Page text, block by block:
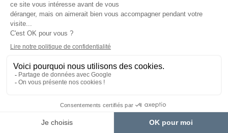
Des services premium inclus
Connexion Internet haut
Centre d’affaires avec
Solutions flexibles
d’aménagement
Possibilité d’établir son
siège social